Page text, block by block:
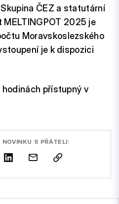
ČEZ a statutární
2025 je
Moravskoslezského
je k dispozici
hodinách přístupný v
S PŘÁTELI: